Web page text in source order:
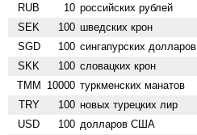
RUB 10 российских рублей
SEK 100 шведских крон
SGD 100 сингапурских долларов
SKK 100 словацких крон
TMM 10000 туркменских манатов
TRY 100 новых турецких лир
USD 100 долларов США